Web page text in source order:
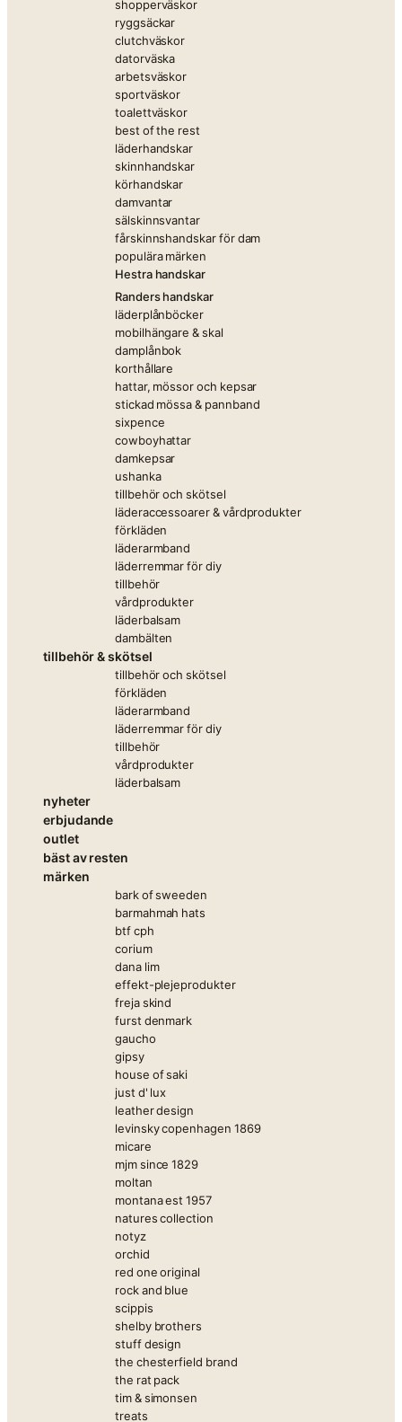
shopperväskor
ryggsäckar
clutchväskor
datorväska
arbetsväskor
sportväskor
toalettväskor
best of the rest
läderhandskar
skinnhandskar
körhandskar
damvantar
sälskinnsvantar
fårskinnshandskar för dam
populära märken
Hestra handskar
Randers handskar
läderplånböcker
mobilhängare & skal
damplånbok
korthållare
hattar, mössor och kepsar
stickad mössa & pannband
sixpence
cowboyhattar
damkepsar
ushanka
tillbehör och skötsel
läderaccessoarer & vårdprodukter
förkläden
läderarmband
läderremmar för diy
tillbehör
vårdprodukter
läderbalsam
dambälten
tillbehör & skötsel
tillbehör och skötsel
förkläden
läderarmband
läderremmar för diy
tillbehör
vårdprodukter
läderbalsam
nyheter
erbjudande
outlet
bäst av resten
märken
bark of sweeden
barmahmah hats
btf cph
corium
dana lim
effekt-plejeprodukter
freja skind
furst denmark
gaucho
gipsy
house of saki
just d' lux
leather design
levinsky copenhagen 1869
micare
mjm since 1829
moltan
montana est 1957
natures collection
notyz
orchid
red one original
rock and blue
scippis
shelby brothers
stuff design
the chesterfield brand
the rat pack
tim & simonsen
treats